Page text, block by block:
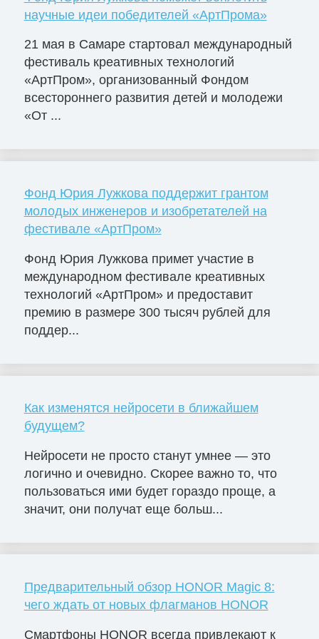
научные идеи победителей «АртПрома»
21 мая в Самаре стартовал международный
фестиваль креативных технологий
«АртПром», организованный Фондом
всестороннего развития детей и молодежи
«От ...
Фонд Юрия Лужкова поддержит грантом
молодых инженеров и изобретателей на
фестивале «АртПром»
Фонд Юрия Лужкова примет участие в
международном фестивале креативных
технологий «АртПром» и предоставит
премию в размере 300 тысяч рублей для
поддер...
Как изменятся нейросети в ближайшем
будущем?
Нейросети не просто станут умнее — это
логично и очевидно. Скорее важно то, что
пользоваться ими будет гораздо проще, а
значит, они получат еще больш...
Предварительный обзор HONOR Magic 8:
чего ждать от новых флагманов HONOR
Смартфоны HONOR всегда привлекают к